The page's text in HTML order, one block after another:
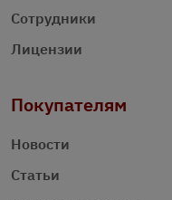
Сотрудники
Лицензии
Покупателям
Новости
Статьи